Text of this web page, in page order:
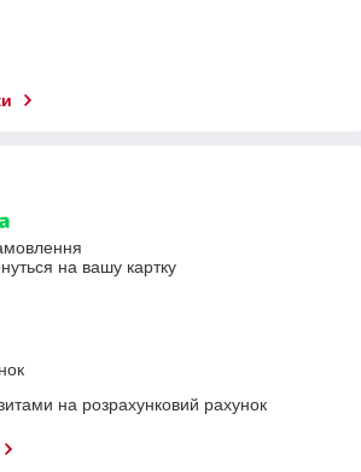
на вашу картку
на розрахунковий рахунок